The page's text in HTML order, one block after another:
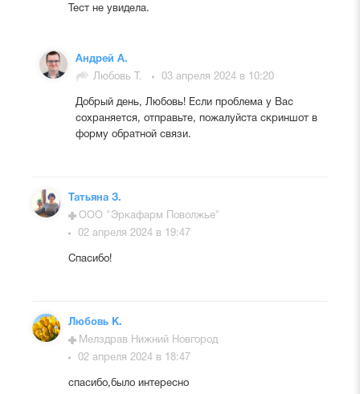
Тест не увидела.
Андрей А.
Любовь Т.
03 апреля 2024 в 10:20
Добрый день, Любовь! Если проблема у Вас
сохраняется, отправьте, пожалуйста скриншот в
форму обратной связи.
Татьяна З.
ООО "Эркафарм Поволжье"
02 апреля 2024 в 19:47
Спасибо!
Любовь К.
Мелздрав Нижний Новгород
02 апреля 2024 в 18:47
спасибо,было интересно